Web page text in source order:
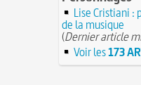
Lise Cristiani :
de la musique
(Dernier article
Voir les173